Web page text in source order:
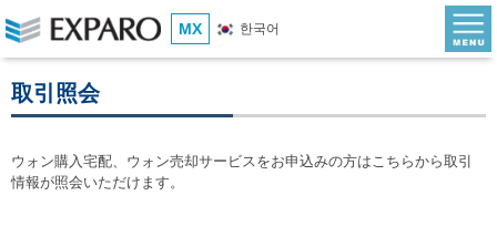
MX 한국어
取引照会
ウォン購入宅配、ウォン売却サービスをお申込みの方はこちらから取引
情報が照会いただけます。